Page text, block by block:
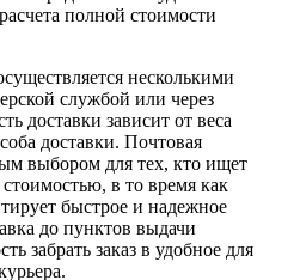
полной стоимости
несколькими
службой или через
доставки зависит от веса
доставки. Почтовая
выбором для тех, кто ищет
в то время как
быстрое и надежное
до пунктов выдачи
забрать заказ в удобное для